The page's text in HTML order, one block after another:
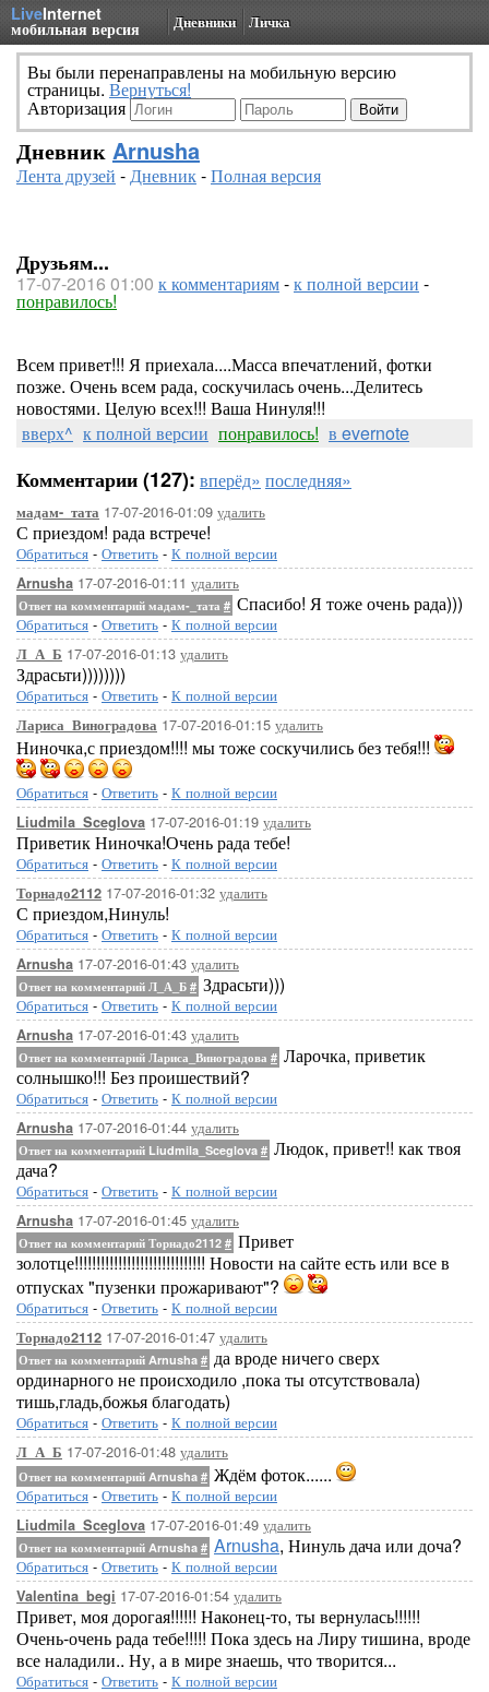
LiveInternet
мобильная версия Дневники Личка
Вы были перенаправлены на мобильную версию
страницы. Вернуться!
Авторизация
Дневник Arnusha
Лента друзей -Дневник-Полная версия
Друзьям...
17-07-2016 01:00 к комментариям-к полной версии -
понравилось!
Всем привет!!! Я приехала....Масса впечатлений, фотки
позже. Очень всем рада, соскучилась очень...Делитесь
новостями. Целую всех!!! Ваша Нинуля!!!
вверх^ к полной версии понравилось! в evernote
Комментарии (127): вперёд» последняя»
мадам-_тата 17-07-2016-01:09 удалить
С приездом! рада встрече!
Обратиться - Ответить - К полной версии
Arnusha 17-07-2016-01:11 удалить
Ответ на комментарий мадам-_тата # Спасибо! Я тоже очень рада)))
Обратиться - Ответить - К полной версии
Л_А_Б 17-07-2016-01:13 удалить
Здрасьти))))))))
Обратиться - Ответить - К полной версии
Лариса_Виноградова 17-07-2016-01:15 удалить
Ниночка,с приездом!!!! мы тоже соскучились без тебя!!!
Обратиться - Ответить - К полной версии
Liudmila_Sceglova 17-07-2016-01:19 удалить
Приветик Ниночка!Очень рада тебе!
Обратиться - Ответить - К полной версии
Торнадо2112 17-07-2016-01:32 удалить
С приездом,Нинуль!
Обратиться - Ответить - К полной версии
Arnusha 17-07-2016-01:43 удалить
Ответ на комментарий Л_А_Б # Здрасьти)))
Обратиться - Ответить - К полной версии
Arnusha 17-07-2016-01:43 удалить
Ответ на комментарий Лариса_Виноградова # Ларочка, приветик
солнышко!!! Без проишествий?
Обратиться - Ответить - К полной версии
Arnusha 17-07-2016-01:44 удалить
Ответ на комментарий Liudmila_Sceglova # Людок, привет!! как твоя
дача?
Обратиться - Ответить - К полной версии
Arnusha 17-07-2016-01:45 удалить
Ответ на комментарий Торнадо2112 # Привет
золотце!!!!!!!!!!!!!!!!!!!!!!!!!!!!!! Новости на сайте есть или все в
отпусках "пузенки прожаривают"?
Обратиться - Ответить - К полной версии
Торнадо2112 17-07-2016-01:47 удалить
Ответ на комментарий Arnusha # да вроде ничего сверх
ординарного не происходило ,пока ты отсутствовала)
тишь,гладь,божья благодать)
Обратиться - Ответить - К полной версии
Л_А_Б 17-07-2016-01:48 удалить
Ответ на комментарий Arnusha # Ждём фоток......
Обратиться - Ответить - К полной версии
Liudmila_Sceglova 17-07-2016-01:49 удалить
Ответ на комментарий Arnusha # Arnusha, Нинуль дача или доча?
Обратиться - Ответить - К полной версии
Valentina_begi 17-07-2016-01:54 удалить
Привет, моя дорогая!!!!!! Наконец-то, ты вернулась!!!!!!
Очень-очень рада тебе!!!!! Пока здесь на Лиру тишина, вроде
все наладили.. Ну, а в мире знаешь, что творится...
Обратиться - Ответить - К полной версии